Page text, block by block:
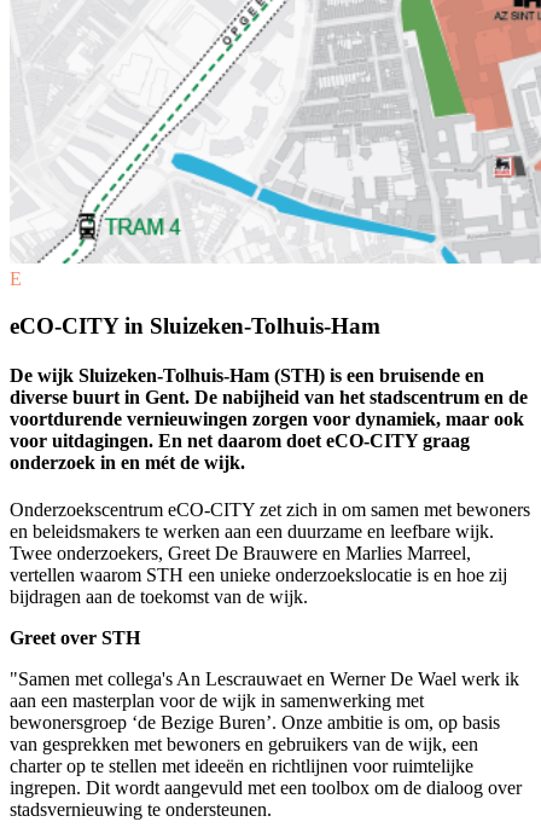
E
eCO-CITY in Sluizeken-Tolhuis-Ham
De wijk Sluizeken-Tolhuis-Ham (STH) is een bruisende en
diverse buurt in Gent. De nabijheid van het stadscentrum en de
voortdurende vernieuwingen zorgen voor dynamiek, maar ook
voor uitdagingen. En net daarom doet eCO-CITY graag
onderzoek in en mét de wijk.
Onderzoekscentrum eCO-CITY zet zich in om samen met bewoners
en beleidsmakers te werken aan een duurzame en leefbare wijk.
Twee onderzoekers, Greet De Brauwere en Marlies Marreel,
vertellen waarom STH een unieke onderzoekslocatie is en hoe zij
bijdragen aan de toekomst van de wijk.
Greet over STH
"Samen met collega's An Lescrauwaet en Werner De Wael werk ik
aan een masterplan voor de wijk in samenwerking met
bewonersgroep ‘de Bezige Buren’. Onze ambitie is om, op basis
van gesprekken met bewoners en gebruikers van de wijk, een
charter op te stellen met ideeën en richtlijnen voor ruimtelijke
ingrepen. Dit wordt aangevuld met een toolbox om de dialoog over
stadsvernieuwing te ondersteunen.